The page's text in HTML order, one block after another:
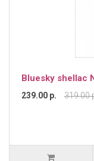
Bluesky shellac
239.00 р. 319.00